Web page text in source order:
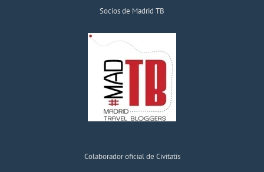
Socios de Madrid TB
Colaborador oficial de Civitatis